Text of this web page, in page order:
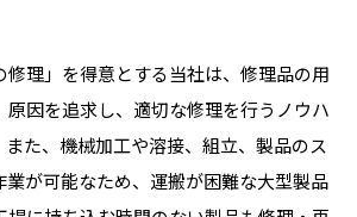
修理」を得意とする当社は、修理品の用
原因を追求し、適切な修理を行うノウハ
また、機械加工や溶接、組立、製品のス
業が可能なため、運搬が困難な大型製品